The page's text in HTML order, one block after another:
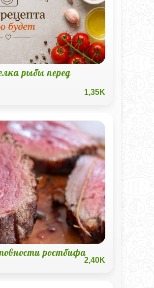
рыбы перед
1,35K
ростбифа
2,40K